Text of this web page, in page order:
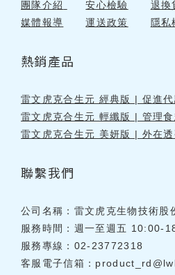
團隊介紹
安心檢驗
退換
媒體報導
運送政策 隱私
熱銷產品
雷文虎克合生元 經典版 | 促進
雷文虎克合生元 輕纖版 | 管理食
雷文虎克合生元 美妍版 | 外在
聯繫我們
公司名稱：雷文虎克生物技術股
服務時間：週一至週五 10:00-
服務專線：02-23772318
客服電子信箱：